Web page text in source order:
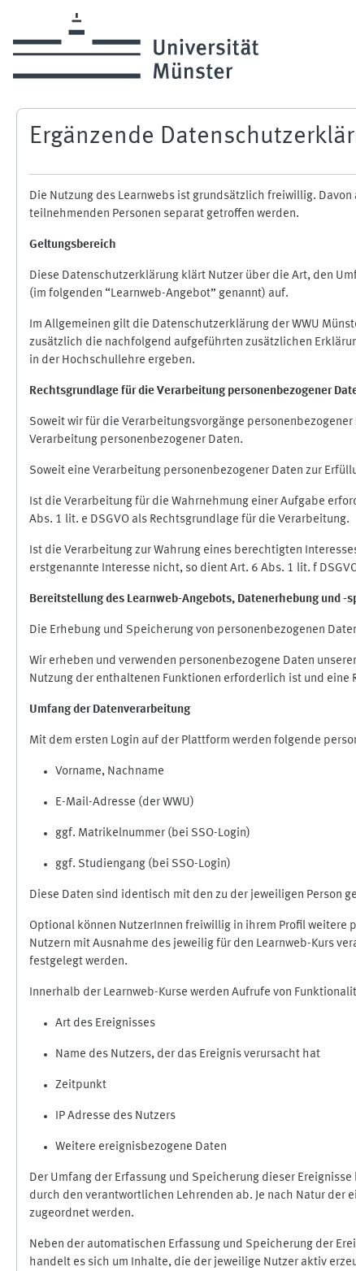
Ergänzende
Die Nutzung des Learnwebs ist grundsätzlich freiwillig.
teilnehmenden Personen separat getroffen werden.
Geltungsbereich
Diese Datenschutzerklärung klärt Nutzer über die Art, den
(im folgenden “Learnweb-Angebot” genannt) auf.
Im Allgemeinen gilt die Datenschutzerklärung der WWU
zusätzlich die nachfolgend aufgeführten zusätzlichen
in der Hochschullehre ergeben.
Rechtsgrundlage für die Verarbeitung personenbezogener
Soweit wir für die Verarbeitungsvorgänge
Verarbeitung personenbezogener Daten.
Soweit eine Verarbeitung personenbezogener Daten zur
Ist die Verarbeitung für die Wahrnehmung einer Aufgabe
Abs. 1 lit. e DSGVO als Rechtsgrundlage für die Verarbeitung.
Ist die Verarbeitung zur Wahrung eines berechtigten
erstgenannte Interesse nicht, so dient Art. 6 Abs. 1 lit. f
Bereitstellung des Learnweb-Angebots, Datenerhebung und -
Die Erhebung und Speicherung von personenbezogenen
Wir erheben und verwenden personenbezogene Daten
Nutzung der enthaltenen Funktionen erforderlich ist und eine
Umfang der Datenverarbeitung
Mit dem ersten Login auf der Plattform werden folgende
Vorname, Nachname
E-Mail-Adresse (der WWU)
ggf. Matrikelnummer (bei SSO-Login)
ggf. Studiengang (bei SSO-Login)
Diese Daten sind identisch mit den zu der jeweiligen Person
Optional können NutzerInnen freiwillig in ihrem Profil weitere
Nutzern mit Ausnahme des jeweilig für den Learnweb-Kurs
festgelegt werden.
Innerhalb der Learnweb-Kurse werden Aufrufe von
Art des Ereignisses
Name des Nutzers, der das Ereignis verursacht hat
Zeitpunkt
IP Adresse des Nutzers
Weitere ereignisbezogene Daten
Der Umfang der Erfassung und Speicherung dieser
durch den verantwortlichen Lehrenden ab. Je nach Natur
zugeordnet werden.
Neben der automatischen Erfassung und Speicherung der
handelt es sich um Inhalte, die der jeweilige Nutzer aktiv